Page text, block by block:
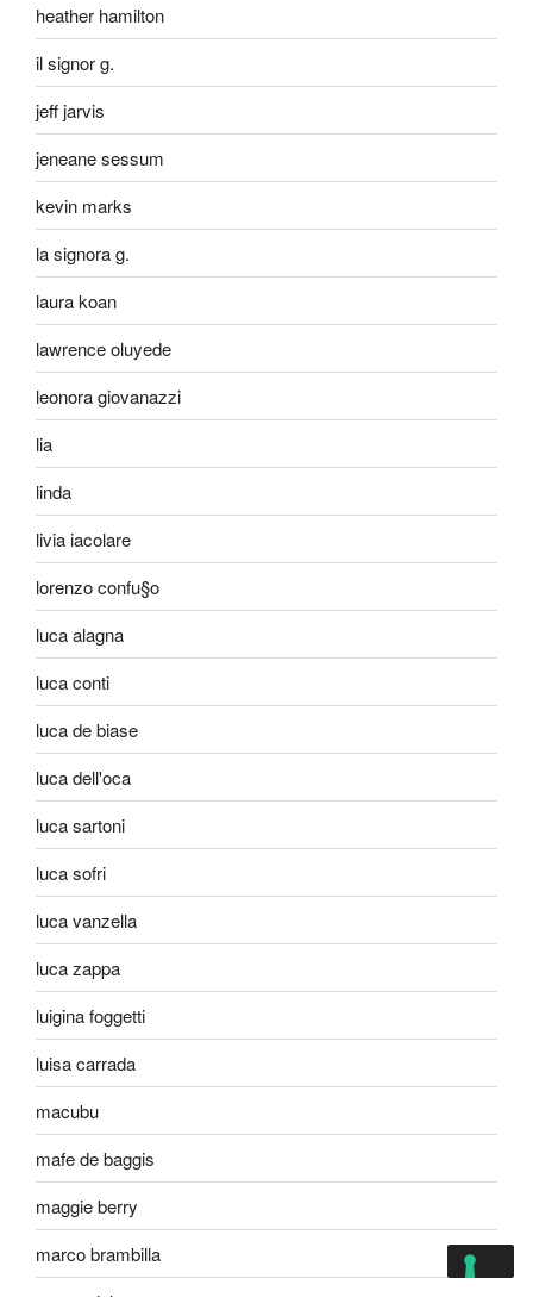
heather hamilton
il signor g.
jeff jarvis
jeneane sessum
kevin marks
la signora g.
laura koan
lawrence oluyede
leonora giovanazzi
lia
linda
livia iacolare
lorenzo confu§o
luca alagna
luca conti
luca de biase
luca dell'oca
luca sartoni
luca sofri
luca vanzella
luca zappa
luigina foggetti
luisa carrada
macubu
mafe de baggis
maggie berry
marco brambilla